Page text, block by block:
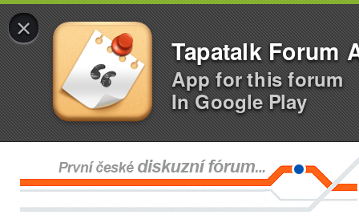
×
Tapatalk Forum
App for this forum
In Google Play